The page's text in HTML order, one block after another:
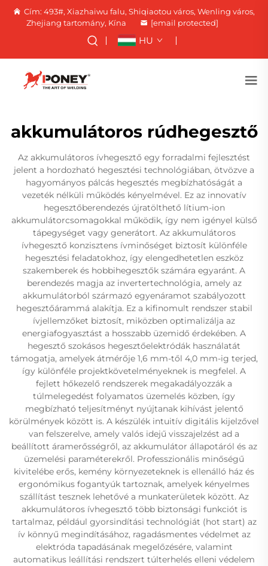
Cím: 493#, Xiazhaiwu falu, Shiqiaotou város, Wenling város,
Zhejiang tartomány, Kína
[email protected]
HU
akkumulátoros rúdhegesztő
Az akkumulátoros ívhegesztő egy forradalmi fejlesztést
jelent a hordozható hegesztési technológiában, ötvözve a
hagyományos pálcás hegesztés megbízhatóságát a
vezeték nélküli működés kényelmével. Ez az innovatív
hegesztőberendezés újratölthető lítium-ion
akkumulátorcsomagokkal működik, így nem igényel külső
tápegységet vagy generátort. Az akkumulátoros
ívhegesztő konzisztens ívminőséget biztosít különféle
hegesztési feladatokhoz, így elengedhetetlen eszköz
szakemberek és hobbihegesztők számára egyaránt. A
berendezés magja az invertertechnológia, amely az
akkumulátorból származó egyenáramot szabályozott
hegesztőárammá alakítja. Ez a kifinomult rendszer stabil
ívjellemzőket biztosít, miközben optimalizálja az
energiafogyasztást a hosszabb üzemidő érdekében. A
hegesztő szokásos hegesztőelektródák használatát
támogatja, amelyek átmérője 1,6 mm-től 4,0 mm-ig terjed,
így különféle projektkövetelményeknek is megfelel. A
fejlett hőkezelő rendszerek megakadályozzák a
túlmelegedést folyamatos üzemelés közben, így
megbízható teljesítményt nyújtanak kihívást jelentő
körülmények között is. A készülék intuitív digitális kijelzővel
van felszerelve, amely valós idejű visszajelzést ad a
beállított áramerősségről, az akkumulátor állapotáról és az
üzemelési paraméterekről. Professzionális minőségű
kivitelébe erős, kemény környezeteknek is ellenálló ház és
ergonómikus fogantyúk tartoznak, amelyek kényelmes
szállítást tesznek lehetővé a munkaterületek között. Az
akkumulátoros ívhegesztő több biztonsági funkciót is
tartalmaz, például gyorsindítási technológiát (hot start) az
ív könnyű megindításához, ragadásmentes védelmet az
elektróda tapadásának megelőzésére, valamint
automatikus leállítási rendszert túlterhelés elleni védelem